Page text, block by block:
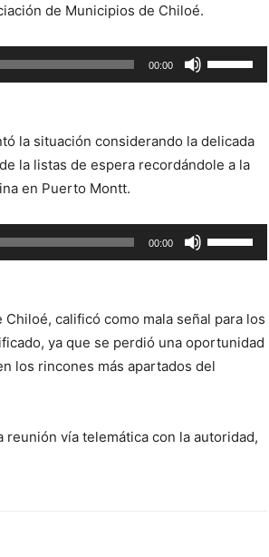
de Municipios de Chiloé.
00:00
las
flecha
arriba/abajo
aumentar
o
volumen.
la situación considerando la delicada
la listas de espera recordándole a la
en Puerto Montt.
00:00
las
flecha
arriba/abajo
para
disminuir
calificó como mala señal para los
ya que se perdió una oportunidad
los rincones más apartados del
vía telemática con la autoridad,